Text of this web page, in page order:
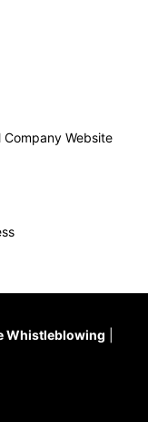
Company Website
Whistleblowing